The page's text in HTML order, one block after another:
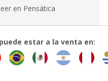
en Pensática
estar a la venta en: